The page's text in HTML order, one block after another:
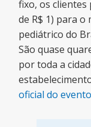
fixo, os
de R$ 1) para
pediátrico do
São quase
por toda a
oficial do